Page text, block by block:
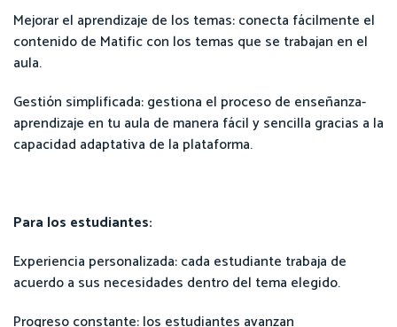
Mejorar el aprendizaje de los temas: conecta fácilmente el
contenido de Matific con los temas que se trabajan en el
aula.
Gestión simplificada: gestiona el proceso de enseñanza-
aprendizaje en tu aula de manera fácil y sencilla gracias a la
capacidad adaptativa de la plataforma.
Para los estudiantes:
Experiencia personalizada: cada estudiante trabaja de
acuerdo a sus necesidades dentro del tema elegido.
Progreso constante: los estudiantes avanzan